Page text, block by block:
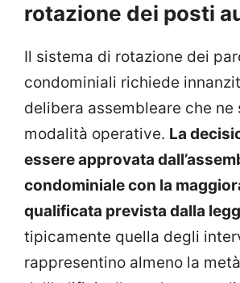
rotazione dei posti
Il sistema di rotazione dei
condominiali richiede
delibera assembleare che ne
modalità operative. La
essere approvata
condominiale con la
qualificata prevista dalla
tipicamente quella degli
rappresentino almeno la